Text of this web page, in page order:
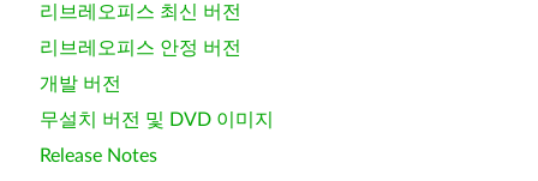
리브레오피스 최신 버전
리브레오피스 안정 버전
개발 버전
무설치 버전 및 DVD 이미지
Release Notes